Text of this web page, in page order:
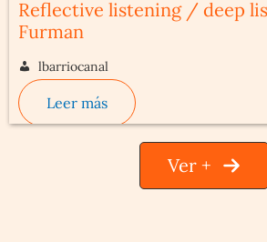
Reflective listening / deep
Furman
lbarriocanal
Leer más
Ver +